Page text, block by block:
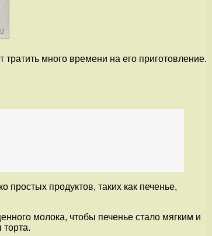
много времени на его приготовление.
простых продуктов, таких как печенье,
молока, чтобы печенье стало мягким и